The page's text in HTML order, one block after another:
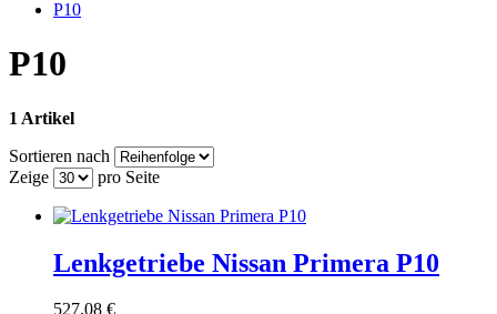
P10
P10
1 Artikel
Sortieren nach
Zeige
pro Seite
Lenkgetriebe Nissan Primera P10
527,08 €